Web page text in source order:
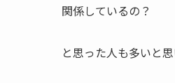
関係しているの？
と思った人も多いと思